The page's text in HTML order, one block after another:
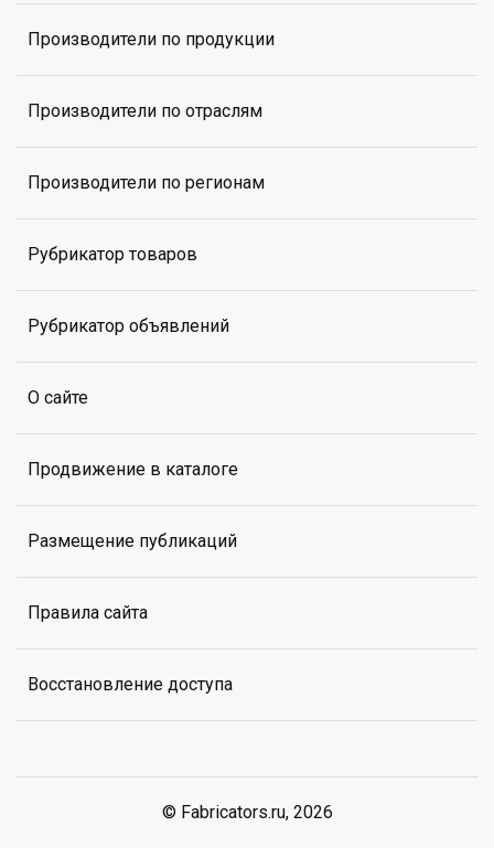
Производители по продукции
Производители по отраслям
Производители по регионам
Рубрикатор товаров
Рубрикатор объявлений
О сайте
Продвижение в каталоге
Размещение публикаций
Правила сайта
Восстановление доступа
© Fabricators.ru, 2026